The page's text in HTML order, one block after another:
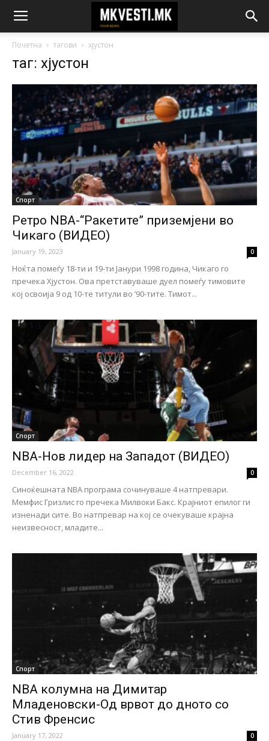
Почетна тагови хјустон
таг: хјустон
Спорт
Ретро NBA-“Ракетите” приземјени во
Чикаго (ВИДЕО)
January 19, 2023 0
Ноќта помеѓу 18-ти и 19-ти Јанури 1998 година, Чикаго го
пречека Хјустон. Ова претставуваше дуел помеѓу тимовите
кој освоија 9 од 10-те титули во ’90-тите. Тимот...
Спорт
NBA-Нов лидер на Западот (ВИДЕО)
December 16, 2022 0
Синоќешната NBA програма сочинуваше 4 натпревари.
Мемфис Гризлис го пречека Милвоки Бакс. Крајниот епилог ги
изненади сите. Во натпревар на кој се очекуваше крајна
неизвесност, младите...
Спорт
NBA колумна на Димитар
Младеновски-Од врвот до дното со
Стив Френсис
January 17, 2022 0